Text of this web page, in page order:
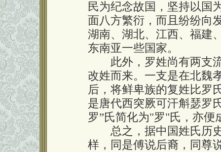
民为纪念故国，坚持以国
面八方繁衍，而且纷纷向
湖南、湖北、江西、福建
东南亚一些国家。
此外，罗姓尚有两支
改姓而来。一支是在北魏
后，将鲜卑族的复姓比罗
是唐代西突厥可汗斛瑟罗
罗”氏简化为"罗"氏，亦便
总之，据中国姓氏历史
样，同是傅说后裔，同尊